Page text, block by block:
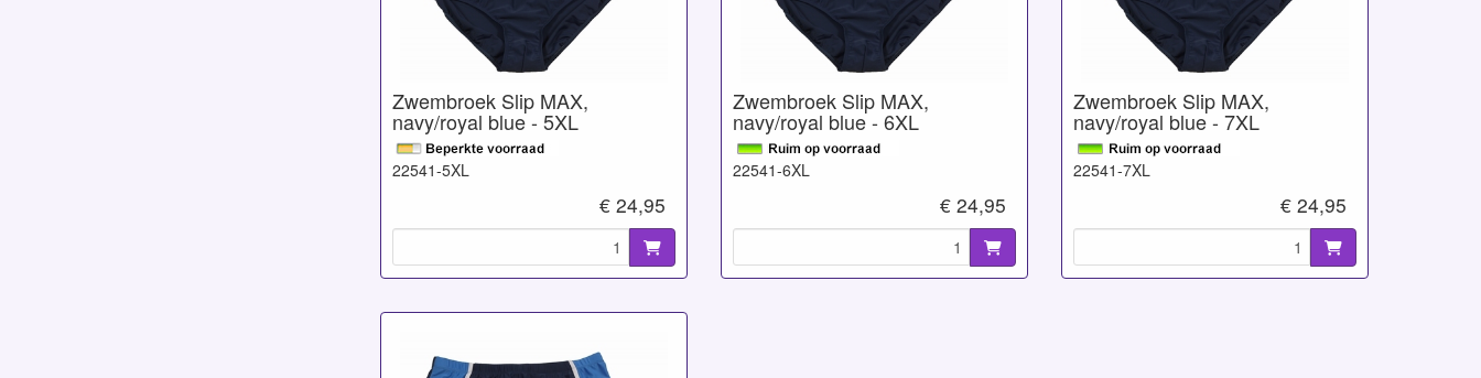
Zwembroek Slip MAX,
navy/royal blue - 5XL
22541-5XL
€ 24,95
Zwembroek Slip MAX,
navy/royal blue - 6XL
22541-6XL
€ 24,95
Zwembroek Slip MAX,
navy/royal blue - 7XL
22541-7XL
€ 24,95